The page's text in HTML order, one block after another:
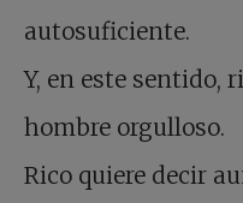
autosuficiente.
Y, en este sentido,
hombre orgulloso.
Rico quiere decir